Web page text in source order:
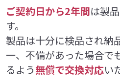
ご契約日から2年間は製
す。
製品は十分に検品され納
一、不備があった場合で
るよう無償で交換対応い